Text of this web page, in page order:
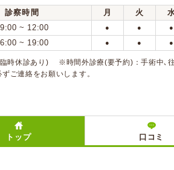
診察時間 月 火
~ 12:00
● ● ●
~ 19:00 ● ● ●
時休診あり) ※時間外診療(要予約)：手術中､往
ご連絡をお願いします。
トップ 口コミ